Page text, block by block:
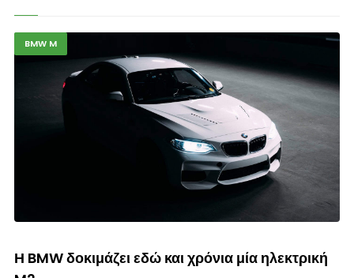
BMW M
© enkinisi.gr
Η BMW δοκιμάζει εδώ και χρόνια μία ηλεκτρική